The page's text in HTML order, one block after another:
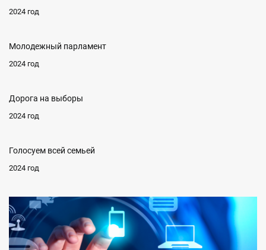
2024 год
Молодежный парламент
2024 год
Дорога на выборы
2024 год
Голосуем всей семьей
2024 год